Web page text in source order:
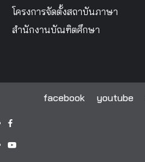
โครงการจัดตั้งสถาบันภาษา
สำนักงานบัณฑิตศึกษา
facebook youtube
facebook
youtube